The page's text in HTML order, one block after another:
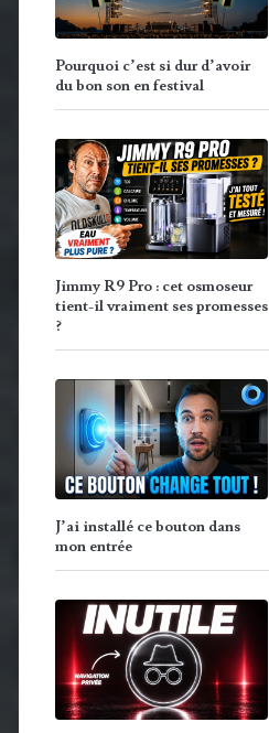
Pourquoi c’est si dur d’avoir
du bon son en festival
Jimmy R9 Pro : cet osmoseur
tient-il vraiment ses promesses
?
J’ai installé ce bouton dans
mon entrée